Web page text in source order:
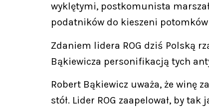
wyklętymi, postkomunista
podatników do kieszeni
Zdaniem lidera ROG dziś Polską
Bąkiewicza personifikacją tych
Robert Bąkiewicz uważa, że winę
stół. Lider ROG zaapelował, by